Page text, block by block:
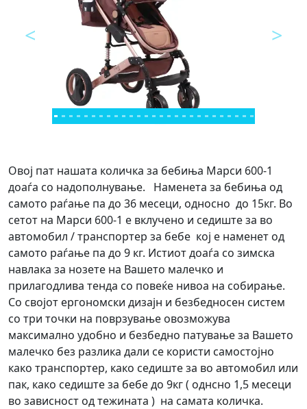
<Предходно >
Овој пат нашата количка за бебиња Марси 600-1
доаѓа со надополнување. Наменета за бебиња од
самото раѓање па до 36 месеци, односно до 15кг. Во
сетот на Марси 600-1 е вклучено и седиште за во
автомобил / транспортер за бебе кој е наменет од
самото раѓање па до 9 кг. Истиот доаѓа со зимска
навлака за нозете на Вашето малечко и
прилагодлива тенда со повеќе нивоа на собирање.
Со својот ергономски дизајн и безбедносен систем
со три точки на поврзување овозможува
максимално удобно и безбедно патување за Вашето
малечко без разлика дали се користи самостојно
како транспортер, како седиште за во автомобил или
пак, како седиште за бебе до 9кг ( однсно 1,5 месеци
во зависност од тежината ) на самата количка.